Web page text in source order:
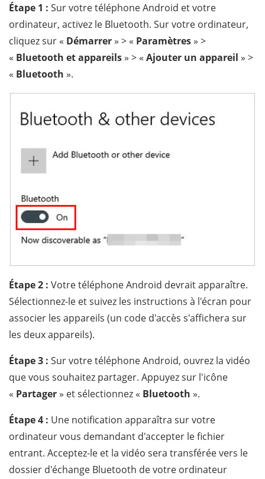
Étape 1 : Sur votre téléphone Android et votre
ordinateur, activez le Bluetooth. Sur votre ordinateur,
cliquez sur « Démarrer» > « Paramètres» >
« Bluetooth et appareils» > « Ajouter un appareil » >
« Bluetooth ».
Étape 2 : Votre téléphone Android devrait apparaître.
Sélectionnez-le et suivez les instructions à l'écran pour
associer les appareils (un code d'accès s'affichera sur
les deux appareils).
Étape 3 : Sur votre téléphone Android, ouvrez la vidéo
que vous souhaitez partager. Appuyez sur l'icône
« Partager» et sélectionnez « Bluetooth ».
Étape 4 : Une notification apparaîtra sur votre
ordinateur vous demandant d'accepter le fichier
entrant. Acceptez-le et la vidéo sera transférée vers le
dossier d'échange Bluetooth de votre ordinateur